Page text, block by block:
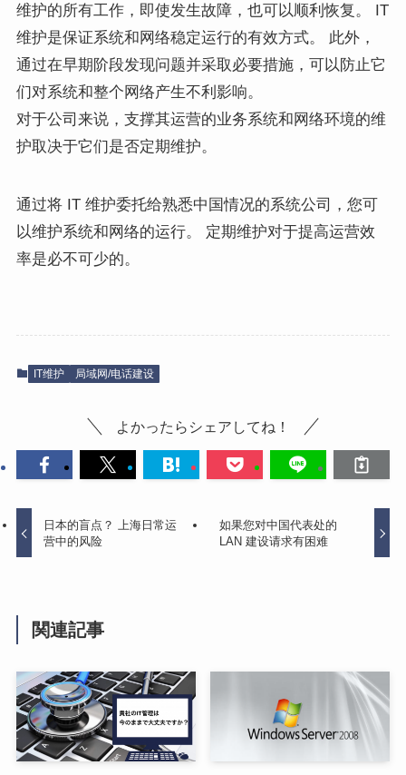
维护的所有工作，即使发生故障，也可以顺利恢复。 IT
维护是保证系统和网络稳定运行的有效方式。 此外，
通过在早期阶段发现问题并采取必要措施，可以防止它
们对系统和整个网络产生不利影响。
对于公司来说，支撑其运营的业务系统和网络环境的维
护取决于它们是否定期维护。
通过将 IT 维护委托给熟悉中国情况的系统公司，您可
以维护系统和网络的运行。 定期维护对于提高运营效
率是必不可少的。
IT维护 局域网/电话建设
よかったらシェアしてね！
日本的盲点？ 上海日常运
营中的风险
如果您对中国代表处的
LAN 建设请求有困难
関連記事